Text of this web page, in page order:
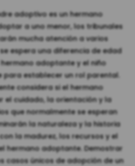
adoptivo es un hermano
a uno menor, los tribunales
mucha atención a varios
espera una diferencia de edad
adoptante y el niño
para establecer un rol parental.
considera si el hermano
el cuidado, la orientación y la
que normalmente se esperan
la naturaleza y la historia
la madurez, los recursos y el
hermano adoptante. Demostrar
casos únicos de adopción de un